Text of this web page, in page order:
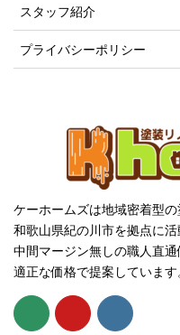
スタッフ紹介
プライバシーポリシー
ケーホームズは地域密着型の
和歌山県紀の川市を拠点に活
中間マージン無しの職人直
適正な価格で提案しています